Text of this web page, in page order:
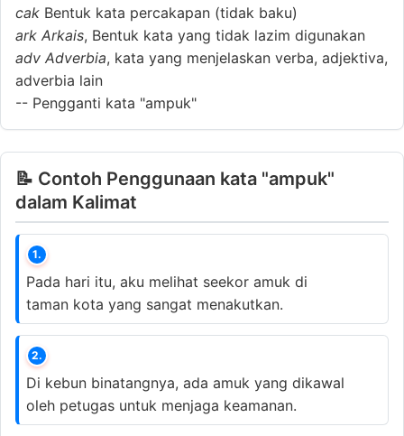
cak Bentuk kata percakapan (tidak baku)
ark Arkais, Bentuk kata yang tidak lazim digunakan
adv Adverbia, kata yang menjelaskan verba, adjektiva,
adverbia lain
-- Pengganti kata "ampuk"
📝 Contoh Penggunaan kata "ampuk"
dalam Kalimat
1.
Pada hari itu, aku melihat seekor amuk di
taman kota yang sangat menakutkan.
2.
Di kebun binatangnya, ada amuk yang dikawal
oleh petugas untuk menjaga keamanan.